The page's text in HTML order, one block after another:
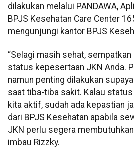
dilakukan melalui PANDAWA,
BPJS Kesehatan Care Center
mengunjungi kantor BPJS
“Selagi masih sehat,
status kepesertaan JKN Anda.
namun penting dilakukan
saat tiba-tiba sakit. Kalau
kita aktif, sudah ada kepastian
dari BPJS Kesehatan apabila
JKN perlu segera membutuhkan
imbau Rizzky.